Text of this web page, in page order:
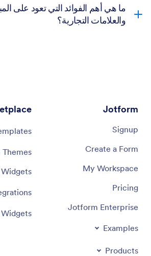
تطبيقات Jotform
توقيعات Jotform
ما هي أهم الفوائد التي تعود على
والعلامات التجارية؟
Jotform
Signup
Create a Form
My Workspace
Pricing
Jotform Enterprise
Examples
Products
Themes